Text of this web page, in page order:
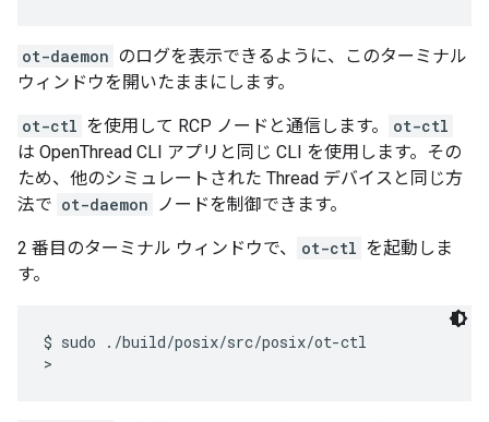
ot-daemon のログを表示できるように、このターミナル
ウィンドウを開いたままにします。
ot-ctl を使用して RCP ノードと通信します。
ot-ctl
は OpenThread CLI アプリと同じ CLI を使用します。その
ため、他のシミュレートされた Thread デバイスと同じ方
法で ot-daemon ノードを制御できます。
2 番目のターミナル ウィンドウで、 ot-ctl を起動しま
す。
$ sudo ./build/posix/src/posix/ot-ctl